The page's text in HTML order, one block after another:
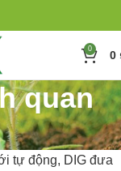
0 0
quan
tự động, DIG đưa